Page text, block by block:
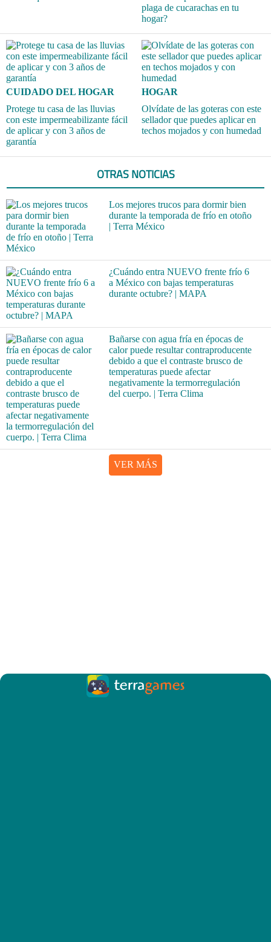
plaga de cucarachas en tu
hogar?
CUIDADO DEL HOGAR
Protege tu casa de las lluvias
con este impermeabilizante fácil
de aplicar y con 3 años de
garantía
HOGAR
Olvídate de las goteras con este
sellador que puedes aplicar en
techos mojados y con humedad
OTRAS NOTICIAS
Los mejores trucos para dormir bien
durante la temporada de frío en otoño
| Terra México
¿Cuándo entra NUEVO frente frío 6
a México con bajas temperaturas
durante octubre? | MAPA
Bañarse con agua fría en épocas de
calor puede resultar contraproducente
debido a que el contraste brusco de
temperaturas puede afectar
negativamente la termorregulación
del cuerpo. | Terra Clima
VER MÁS